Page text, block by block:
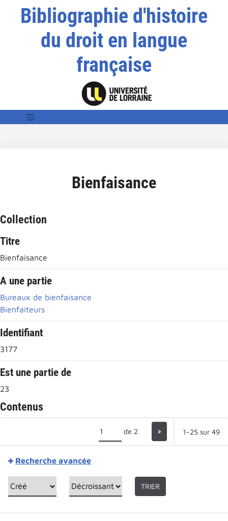
Bibliographie d'histoire
du droit en langue
française
Bienfaisance
Collection
Titre
Bienfaisance
A une partie
Bureaux de bienfaisance
Bienfaiteurs
Identifiant
3177
Est une partie de
23
Contenus
de 2 > 1–25 sur 49
Recherche avancée
TRIER